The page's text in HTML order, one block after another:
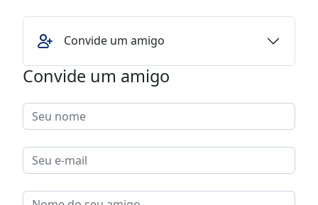
Convide um amigo
Convide um amigo